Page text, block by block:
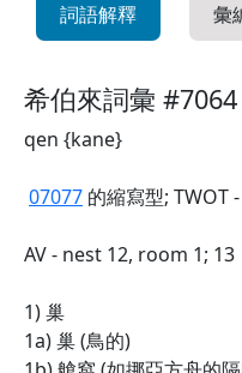
詞語解釋 彙
希伯來詞彙
qen {kane}
07077 的縮寫型; TWOT
AV - nest 12, room 1; 13
1) 巢
1a) 巢 (鳥的)